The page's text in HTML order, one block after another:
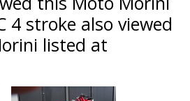
4 stroke also viewed
listed at